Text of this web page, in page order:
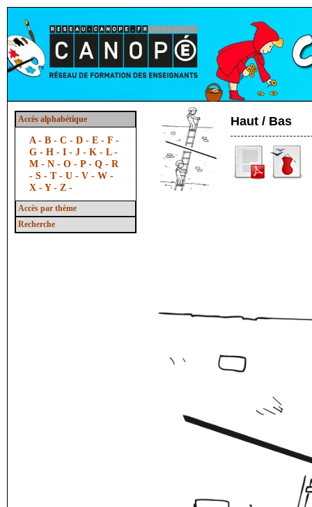
Accès alphabétique
A - B - C - D - E - F -
G - H - I - J - K - L -
M - N - O - P - Q - R
- S - T - U - V - W -
X -Y - Z -
Accès par thème
Recherche
Haut / Bas